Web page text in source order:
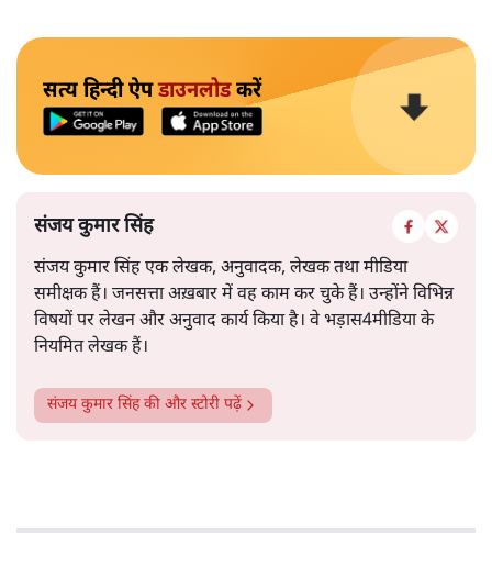
सत्य हिन्दी ऐपडाउनलोडकरें
संजय कुमार सिंह
संजय कुमार सिंह एक लेखक, अनुवादक, लेखक तथा मीडिया
समीक्षक हैं। जनसत्ता अख़बार में वह काम कर चुके हैं। उन्होंने विभिन्न
विषयों पर लेखन और अनुवाद कार्य किया है। वे भड़ास4मीडिया के
नियमित लेखक हैं।
संजय कुमार सिंहकी और स्टोरी पढ़ें